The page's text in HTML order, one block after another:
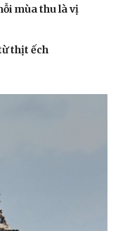
tình yêu
mùa thu là vị
thịt ếch